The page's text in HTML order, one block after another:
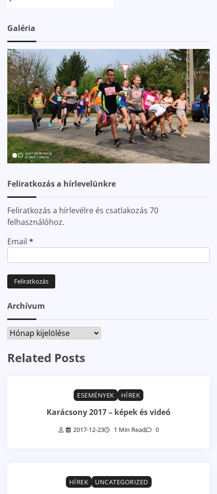
Galéria
Feliratkozás a hírlevelünkre
Feliratkozás a hírlevélre és csatlakozás 70
felhasználóhoz.
Email *
Archívum
Archívum
Related Posts
ESEMÉNYEK HÍREK
Karácsony 2017 – képek és videó
2017-12-23 1 Min Read 0
HÍREK UNCATEGORIZED